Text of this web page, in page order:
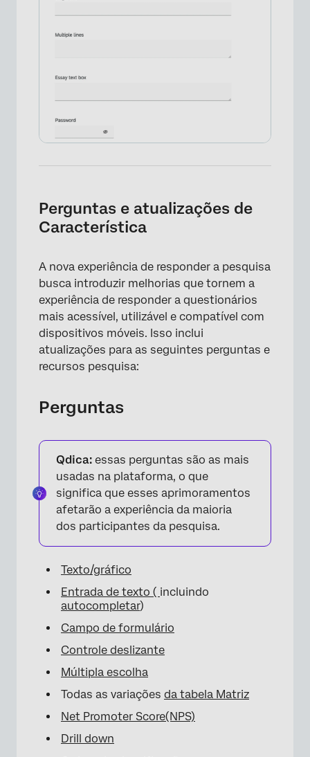
Perguntas e atualizações de
Característica
A nova experiência de responder a pesquisa
busca introduzir melhorias que tornem a
experiência de responder a questionários
mais acessível, utilizável e compatível com
dispositivos móveis. Isso inclui
atualizações para as seguintes perguntas e
recursos pesquisa:
Perguntas
Qdica: essas perguntas são as mais
usadas na plataforma, o que
significa que esses aprimoramentos
afetarão a experiência da maioria
dos participantes da pesquisa.
Texto/gráfico
Entrada de texto ( incluindo
autocompletar)
Campo de formulário
Controle deslizante
Múltipla escolha
Todas as variações da tabela Matriz
Net Promoter Score(NPS)
Drill down